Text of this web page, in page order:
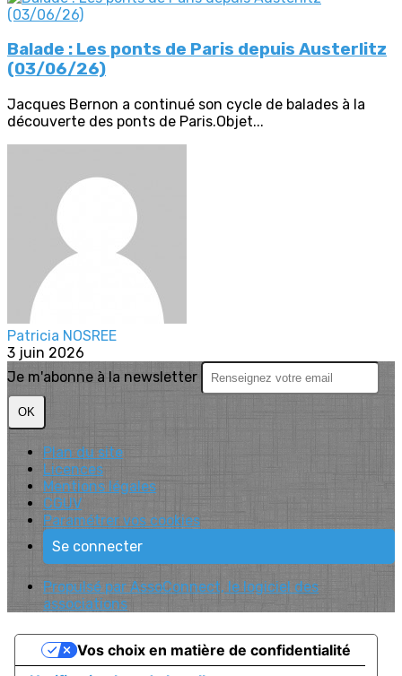
Balade : Les ponts de Paris depuis Austerlitz
(03/06/26)
Jacques Bernon a continué son cycle de balades à la
découverte des ponts de Paris.Objet...
Patricia NOSREE
3 juin 2026
Je m'abonne à la newsletter
OK
Plan du site
Licences
Mentions légales
CGUV
Paramétrer vos cookies
Se connecter
Propulsé par AssoConnect, le logiciel des
associations
Vos choix en matière de confidentialité